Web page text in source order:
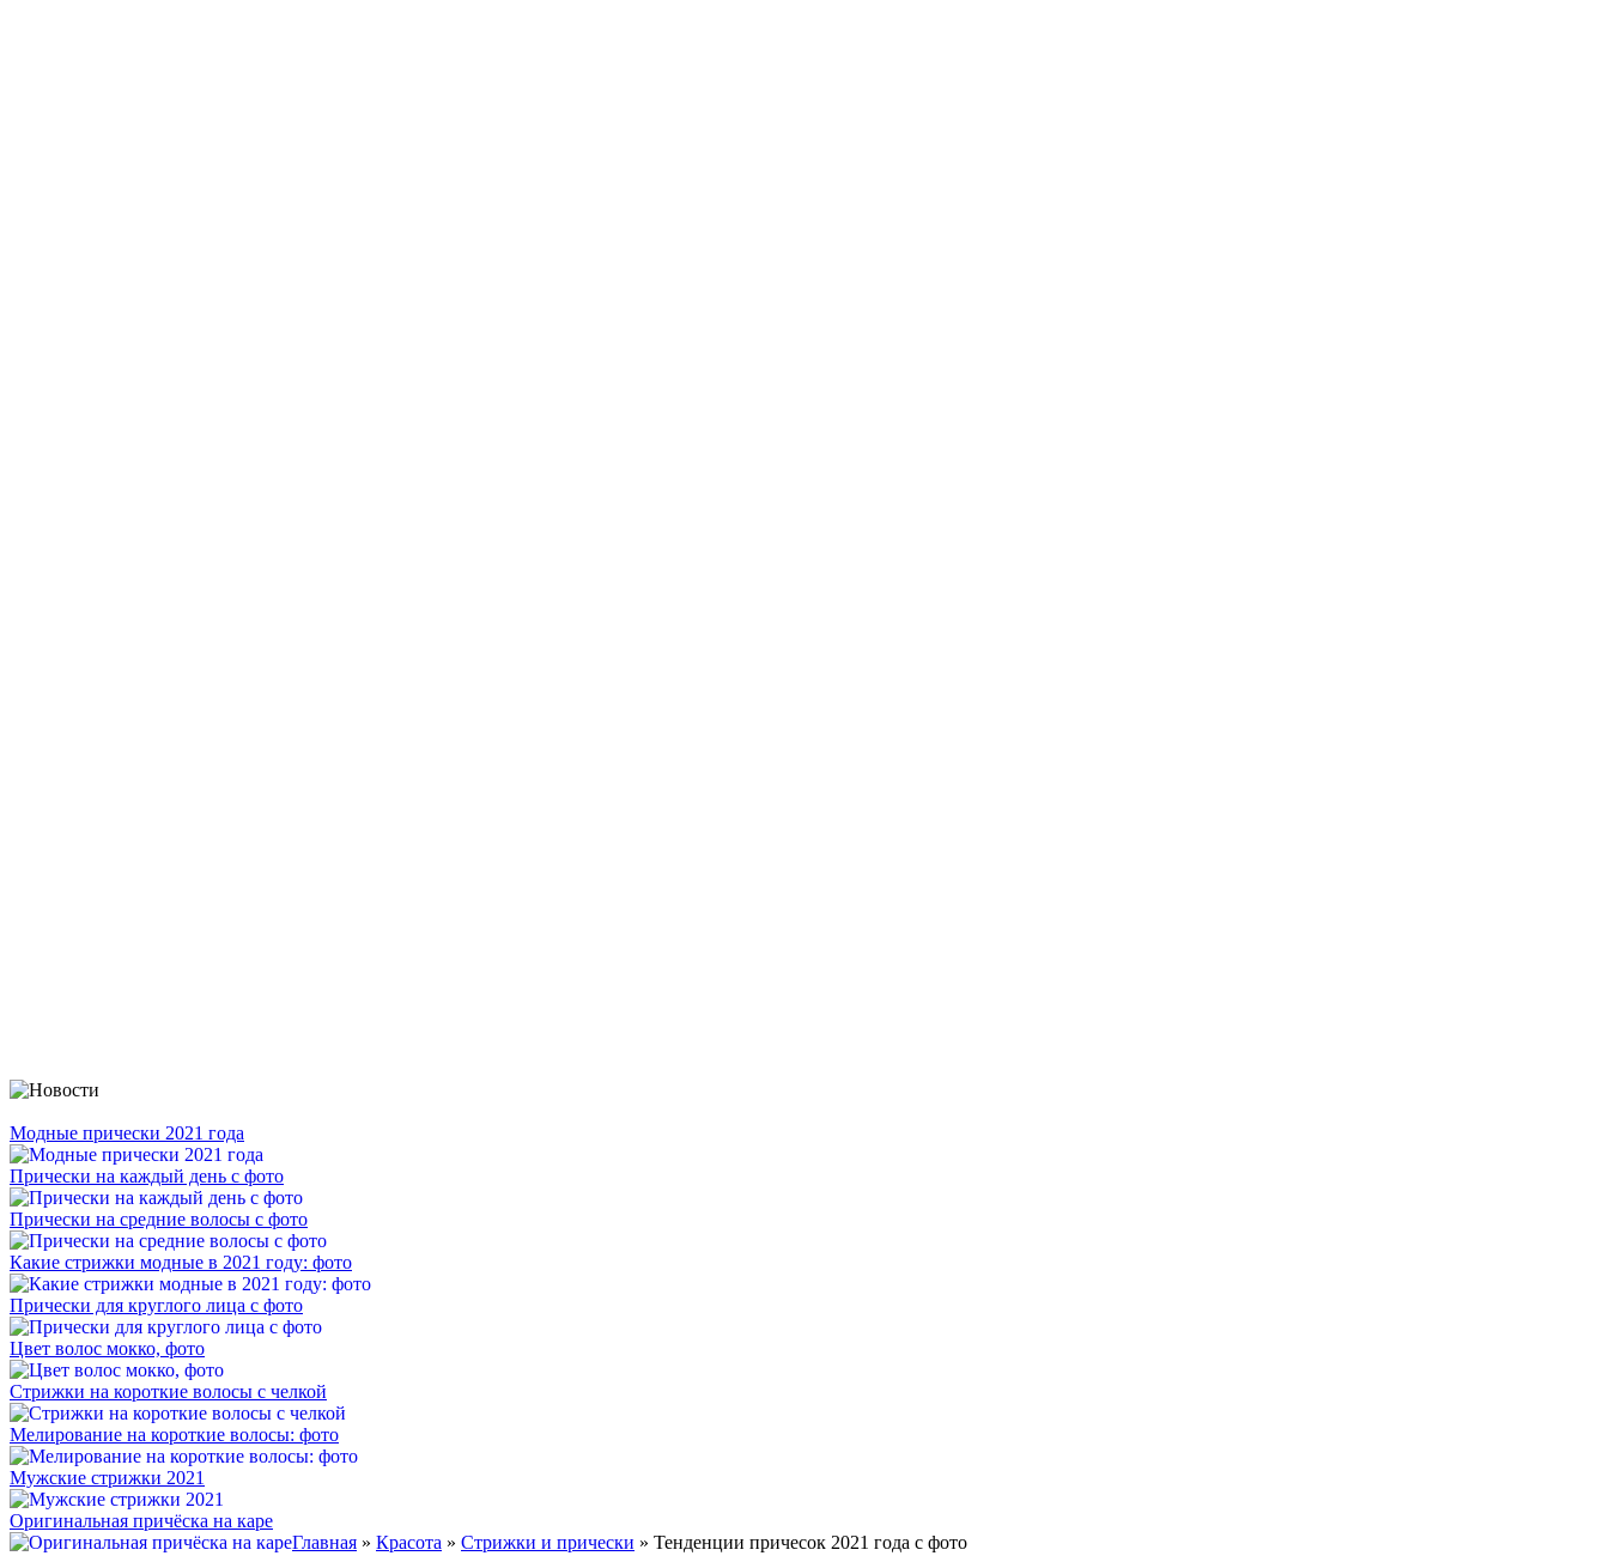
Модные прически 2021 года
Прически на каждый день с фото
Прически на средние волосы с фото
Какие стрижки модные в 2021 году: фото
Прически для круглого лица с фото
Цвет волос мокко, фото
Стрижки на короткие волосы с челкой
Мелирование на короткие волосы: фото
Мужские стрижки 2021
Оригинальная причёска на каре
Главная » Красота » Стрижки и прически » Тенденции причесок 2021 года с фото